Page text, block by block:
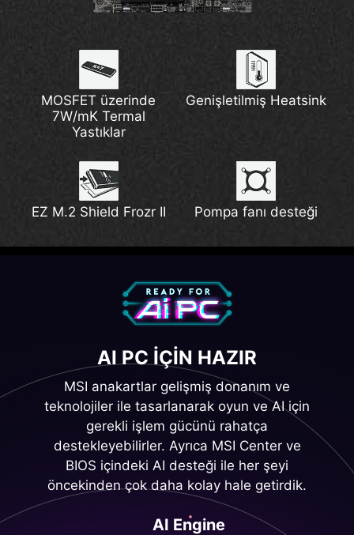
MOSFET üzerinde
7W/mK Termal
Yastıklar
Genişletilmiş Heatsink
EZ M.2 Shield Frozr II Pompa fanı desteği
AI PC IÇIN HAZIR
MSI anakartlar gelişmiş donanım ve
teknolojiler ile tasarlanarak oyun ve AI için
gerekli işlem gücünü rahatça
destekleyebilirler. Ayrıca MSI Center ve
BIOS içindeki AI desteği ile her şeyi
öncekinden çok daha kolay hale getirdik.
AI Engine